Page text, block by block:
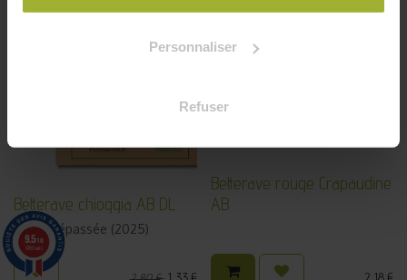
Personnaliser
Refuser
Betterave chioggia AB DL
DLUO dépassée (2025)
Betterave rouge Crapaudine
AB
9.5/10
5789 avis